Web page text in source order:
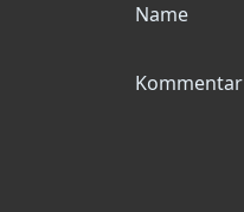
Name
Kommentar